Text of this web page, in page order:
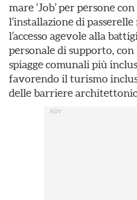
mare ‘Job’ per persone
l’installazione di
l’accesso agevole alla
personale di supporto,
spiagge comunali più
favorendo il turismo
delle barriere